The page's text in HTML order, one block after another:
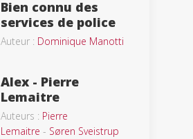
Bien connu des
services de police
Auteur : Dominique Manotti
Alex - Pierre
Lemaitre
Auteurs : Pierre
Lemaitre - Søren Sveistrup